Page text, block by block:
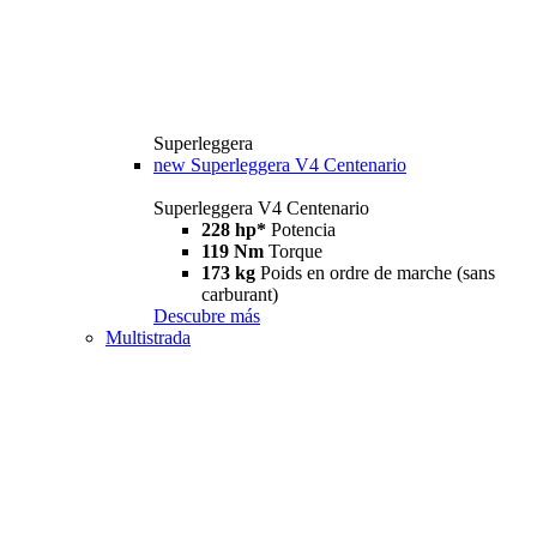
Superleggera
new Superleggera V4 Centenario
Superleggera V4 Centenario
228 hp* Potencia
119 Nm Torque
173 kg Poids en ordre de marche (sans
carburant)
Descubre más
Multistrada